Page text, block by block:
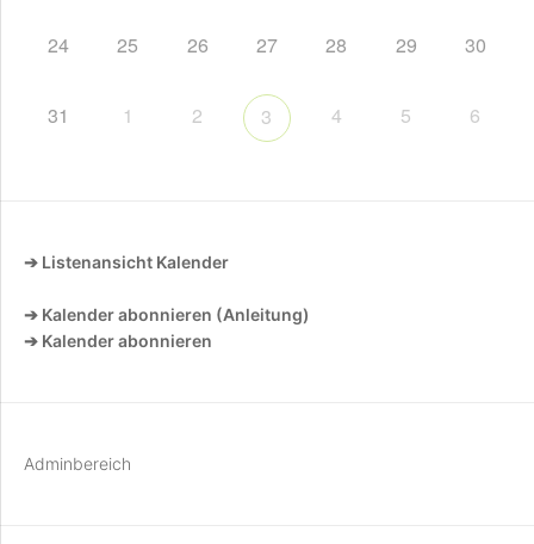
24 25 26 27 28 29 30
31 1 2 3 4 5 6
➔ Listenansicht Kalender
➔ Kalender abonnieren (Anleitung)
➔ Kalender abonnieren
Adminbereich